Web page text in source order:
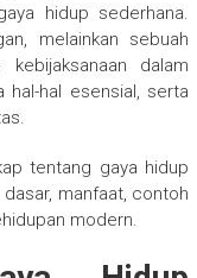
hidup sederhana.
melainkan sebuah
dalam
hal-hal esensial, serta
tentang gaya hidup
manfaat, contoh
modern.